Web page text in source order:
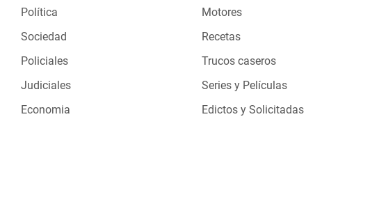
Política
Sociedad
Policiales
Judiciales
Economia
Motores
Recetas
Trucos caseros
Series y Películas
Edictos y Solicitadas